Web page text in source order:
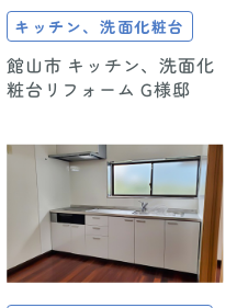
キッチン、洗面化粧台
館山市 キッチン、洗面化
粧台リフォーム G様邸